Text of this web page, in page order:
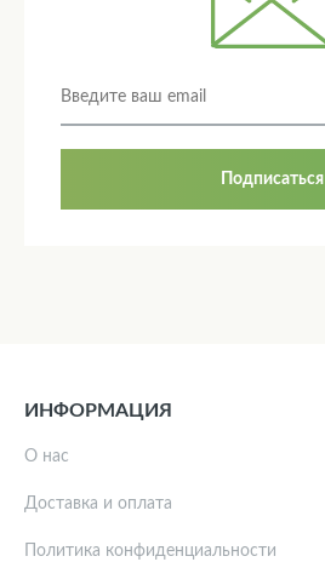
Подписаться
ИНФОРМАЦИЯ
О нас
Доставка и оплата
Политика конфиденциальности